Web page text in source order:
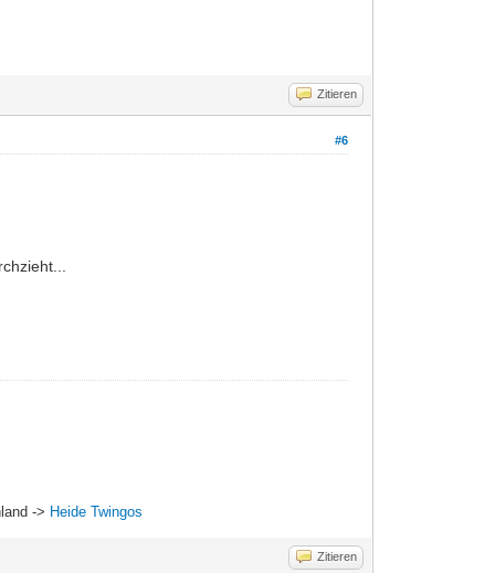
Zitieren
#6
-> Heide Twingos
Zitieren